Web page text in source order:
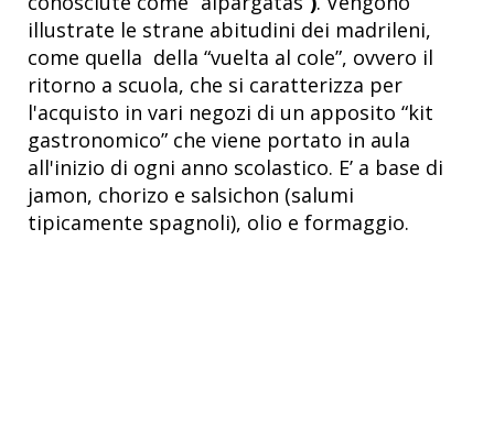
illustrate le strane abitudini dei madrileni,
come quella della “vuelta al cole”, ovvero il
ritorno a scuola, che si caratterizza per
l'acquisto in vari negozi di un apposito “kit
gastronomico” che viene portato in aula
all'inizio di ogni anno scolastico. E’ a base di
jamon, chorizo e salsichon (salumi
tipicamente spagnoli), olio e formaggio.